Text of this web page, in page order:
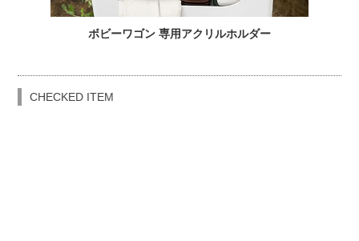
ボビーワゴン 専用アクリルホルダー
CHECKED ITEM